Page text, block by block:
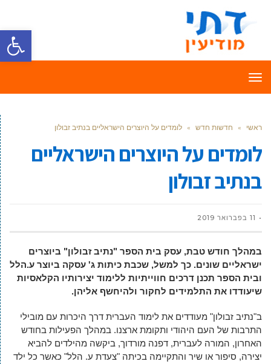
פתח
תפריט
ראשי » חדשות חדש » לומדים על היוצרים הישראליים בנתיב זבולון
לומדים על היוצרים הישראליים
בנתיב זבולון
11 בפברואר 2019
במהלך חודש טבת, עסק בית הספר "נתיב זבולון" ביוצרים
ישראליים שונים. כך למשל, שכבת כיתות ג' עסקה ביוצר ע.הלל
ובית הספר תכנן דרכים חווייתיות ללימוד יצירותיו הקלאסיות
שיעודדו את התלמידים לחקור ולהיחשף אליהן.
ב"נתיב זבולון" מעודדים את לימוד העברית דרך היכרות עם מובילי
התרבות של העם היהודי ותקומת ארצנו. במהלך הפעילות בחודש
האחרון, המורה לעברית, דפנה מורדוך, ביקשה מהילדים להביא
יצירה, סיפור או שיר והתקיימה בכיתה "צעדת ע. הלל" כאשר כל ילד